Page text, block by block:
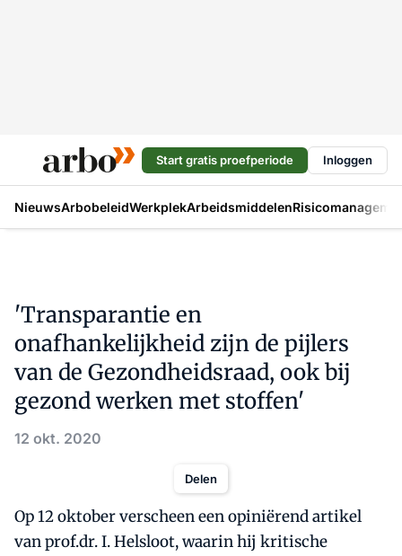
Start gratis proefperiode Inloggen
NieuwsArbobeleidWerkplekArbeidsmiddelen
'Transparantie en
onafhankelijkheid zijn de pijlers
van de Gezondheidsraad, ook bij
gezond werken met stoffen'
12 okt. 2020
Delen
Op 12 oktober verscheen een opiniërend artikel
van prof.dr. I. Helsloot, waarin hij kritische